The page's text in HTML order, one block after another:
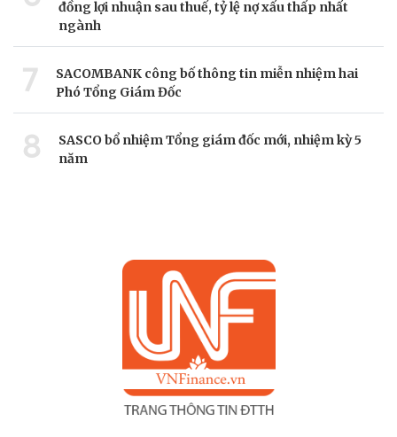
đồng lợi nhuận sau thuế, tỷ lệ nợ xấu thấp nhất
ngành
7
SACOMBANK công bố thông tin miễn nhiệm hai
Phó Tổng Giám Đốc
8
SASCO bổ nhiệm Tổng giám đốc mới, nhiệm kỳ 5
năm